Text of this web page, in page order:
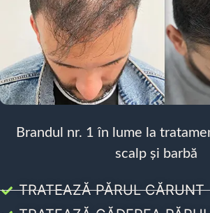
Brandul nr. 1 în lume la
scalp și barbă
TRATEAZĂ PĂRUL CĂRUNT